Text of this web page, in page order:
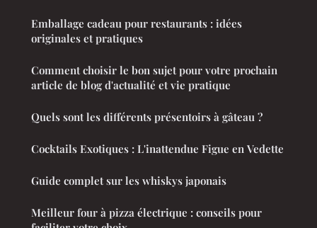
Emballage cadeau pour restaurants : idées
originales et pratiques
Comment choisir le bon sujet pour votre prochain
article de blog d'actualité et vie pratique
Quels sont les différents présentoirs à gâteau ?
Cocktails Exotiques : L'inattendue Figue en Vedette
Guide complet sur les whiskys japonais
Meilleur four à pizza électrique : conseils pour